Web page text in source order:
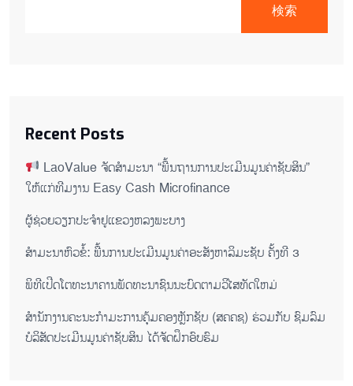
検索
Recent Posts
LaoValue ຈັດສຳມະນາ “ພື້ນຖານການປະເມີນມູນຄ່າຊັບສິນ”
ໃຫ້ແກ່ທີມງານ Easy Cash Microfinance
ຜູ້ຊ່ວຍ​ວຽກປະ​ຈຳ​ຢູ​​ແຂວງຫລງ​ພະ​ບາງ
ສຳມະນາຫົວຂໍ້: ພື້ນການປະເມີນມູນຄ່າອະສັງຫາລິມະຊັບ ຄັ້ງທີ 3
ພິ​ທີ​ເປີດ​ໂຕ​ທະ​ນາ​ຄານ​ພັດ​ທະ​ນາ​ຊົນ​ນະ​ບົດ​ຕາມ​ວິ​ໄສ​ທັດ​ໃຫມ່
ສໍານັກງານຄະນະກໍາມະການຄຸ້ມຄອງຫຼັກຊັບ (ສຄຄຊ) ຮ່ວມກັບ ຊົມລົມ
ບໍລິສັດປະເມີນມູນຄ່າຊັບສິນ ໄດ້ຈັດຝຶກອົບຮົມ